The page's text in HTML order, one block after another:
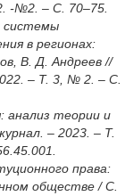
-№2. – С. 70–75.
системы
в регионах:
В. Д. Андреев //
– Т. 3, № 2. – С.
анализ теории и
– 2023. – Т.
права:
обществе / С.